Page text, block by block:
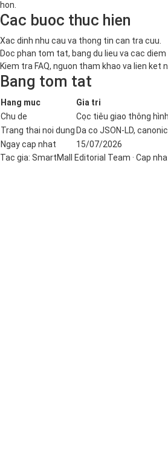
hon.
Cac buoc thuc hien
Xac dinh nhu cau va thong tin can tra cuu.
Doc phan tom tat, bang du lieu va cac diem
Kiem tra FAQ, nguon tham khao va lien ket
Bang tom tat
Hang muc
Gia tri
Chu de
Cọc tiêu giao thông
Trang thai noi dungDa co JSON-LD,
Ngay cap nhat
15/07/2026
Tac gia: SmartMall Editorial Team · Cap